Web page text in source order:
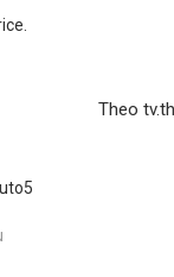
Theo